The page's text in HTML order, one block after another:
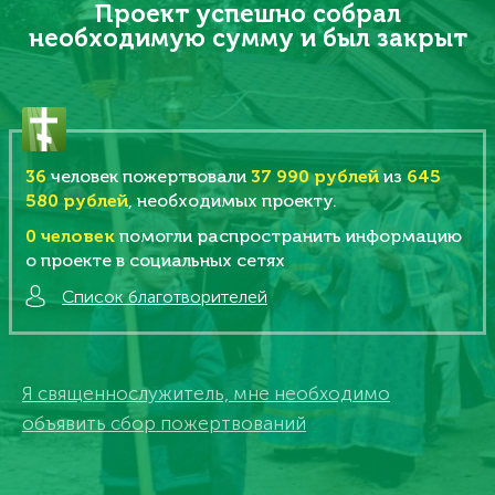
Проект успешно собрал
необходимую сумму и был закрыт
36 человек пожертвовали 37 990 рублей из 645
580 рублей, необходимых проекту.
0 человек помогли распространить информацию
о проекте в социальных сетях
Список благотворителей
Я священнослужитель, мне необходимо
объявить сбор пожертвований